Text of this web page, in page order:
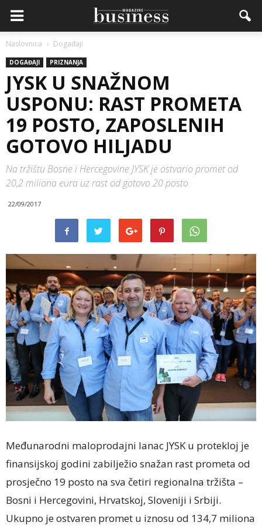
Naslovnica Događaji
DOGAĐAJI PRIZNANJA
JYSK U SNAŽNOM
USPONU: RAST PROMETA
19 POSTO, ZAPOSLENIH
GOTOVO HILJADU
Na tržištu Bosne i Hercegovine JYSK je ostvario promet od
20,2 miliona eura uz rast od gotovo 20 posto
22/09/2017
Međunarodni maloprodajni lanac JYSK u protekloj je
finansijskoj godini zabilježio snažan rast prometa od
prosječno 19 posto na sva četiri regionalna tržišta –
Bosni i Hercegovini, Hrvatskoj, Sloveniji i Srbiji.
Ukupno je ostvaren promet u iznosu od 134,7 miliona